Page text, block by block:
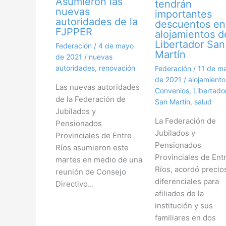
nuevas
autoridades de la
FJPPER
Federación / 4 de mayo
de 2021 / nuevas
autoridades, renovación
Las nuevas autoridades
de la Federación de
Jubilados y
Pensionados
Provinciales de Entre
Ríos asumieron este
martes en medio de una
reunión de Consejo
Directivo…
tendrán
importantes
descuentos en
alojamientos
Libertador San
Martín
Federación / 11 de
de 2021 / alojamiento
Convenios,
San Martín, salud
La Federación de
Jubilados y
Pensionados
Provinciales de
Ríos, acordó
diferenciales para
afiliados de la
institución y sus
familiares en dos